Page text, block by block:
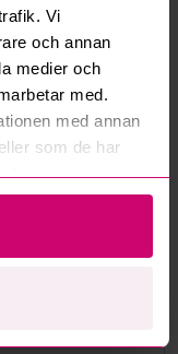
Vi
och annan
medier och
med.
med annan
som de har